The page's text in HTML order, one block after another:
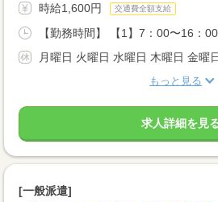
時給1,600円 交通費全額支給
【勤務時間】 【1】7：00〜16：00
月曜日 火曜日 水曜日 木曜日 金曜
もっと見る
求人詳細を見
[一般派遣]